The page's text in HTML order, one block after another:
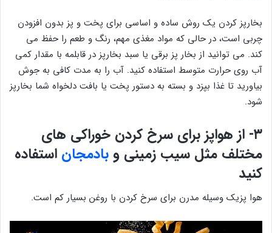
بخارپز کردن یک روش ساده و اساسی برای پخت و پز بدون افزودن
چربی است، در حالی که مواد مغذی مهم، رنگ و طعم را حفظ می
کند. می توانید از بخار پز برقی یا سبد بخارپز در قابلمه با مقدار کمی
آب روی حرارت متوسط ​​استفاده کنید. آب را به مدت کافی به جوش
بیاورید تا غذا بپزد و بسته به دستور پخت یا بافت دلخواه شما بخارپز
شود.
۳- از هواپز برای سرخ کردن خوراکی های
مختلف مثل سیب زمینی و بادمجان استفاده
کنید
هوا پزیک وسیله مدرن برای سرخ کردن با روغن بسیار کم است.